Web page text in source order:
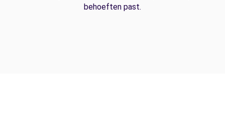
behoeften past.